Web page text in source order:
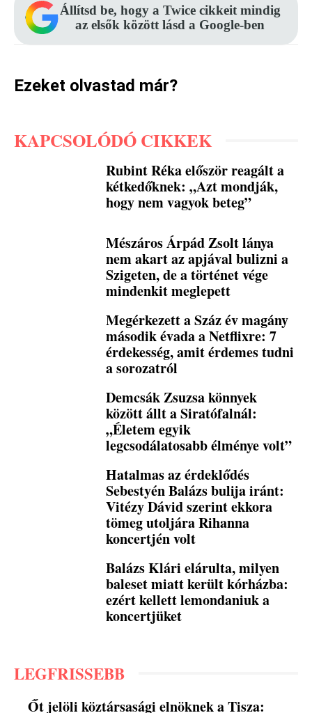
Állítsd be, hogy a Twice cikkeit mindig
az elsők között lásd a Google-ben
Ezeket olvastad már?
KAPCSOLÓDÓ CIKKEK
Rubint Réka először reagált a
kétkedőknek: „Azt mondják,
hogy nem vagyok beteg”
Mészáros Árpád Zsolt lánya
nem akart az apjával bulizni a
Szigeten, de a történet vége
mindenkit meglepett
Megérkezett a Száz év magány
második évada a Netflixre: 7
érdekesség, amit érdemes tudni
a sorozatról
Demcsák Zsuzsa könnyek
között állt a Siratófalnál:
„Életem egyik
legcsodálatosabb élménye volt”
Hatalmas az érdeklődés
Sebestyén Balázs bulija iránt:
Vitézy Dávid szerint ekkora
tömeg utoljára Rihanna
koncertjén volt
Balázs Klári elárulta, milyen
baleset miatt került kórházba:
ezért kellett lemondaniuk a
koncertjüket
LEGFRISSEBB
Őt jelöli köztársasági elnöknek a Tisza: